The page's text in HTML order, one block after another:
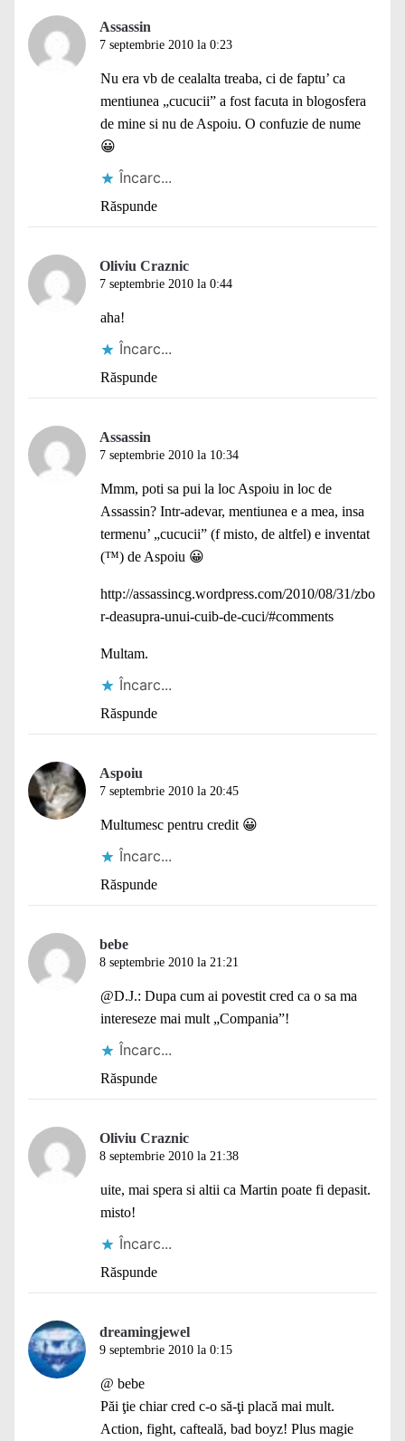
Assassin
7 septembrie 2010 la 0:23
Nu era vb de cealalta treaba, ci de faptu’ ca
mentiunea „cucucii” a fost facuta in blogosfera
de mine si nu de Aspoiu. O confuzie de nume
😀
Încarc...
Răspunde
Oliviu Craznic
7 septembrie 2010 la 0:44
aha!
Încarc...
Răspunde
Assassin
7 septembrie 2010 la 10:34
Mmm, poti sa pui la loc Aspoiu in loc de
Assassin? Intr-adevar, mentiunea e a mea, insa
termenu’ „cucucii” (f misto, de altfel) e inventat
(™) de Aspoiu 😀
http://assassincg.wordpress.com/2010/08/31/zbo
r-deasupra-unui-cuib-de-cuci/#comments
Multam.
Încarc...
Răspunde
Aspoiu
7 septembrie 2010 la 20:45
Multumesc pentru credit 😀
Încarc...
Răspunde
bebe
8 septembrie 2010 la 21:21
@D.J.: Dupa cum ai povestit cred ca o sa ma
intereseze mai mult „Compania”!
Încarc...
Răspunde
Oliviu Craznic
8 septembrie 2010 la 21:38
uite, mai spera si altii ca Martin poate fi depasit.
misto!
Încarc...
Răspunde
dreamingjewel
9 septembrie 2010 la 0:15
@ bebe
Păi ţie chiar cred c-o să-ţi placă mai mult.
Action, fight, cafteală, bad boyz! Plus magie